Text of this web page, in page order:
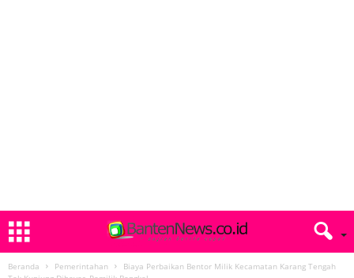
Beranda Pemerintahan
Biaya Perbaikan Bentor Milik Kecamatan Karang Tengah